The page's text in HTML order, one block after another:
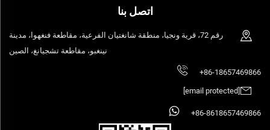
اتصل بنا
رقم 72، قرية ونجيا، منطقة شانغتيان الفرعية، مقاطعة فنغهوا، مدينة
نينغبو، مقاطعة تشجيانغ، الصين
+86-18657469866
+86-8618657469866